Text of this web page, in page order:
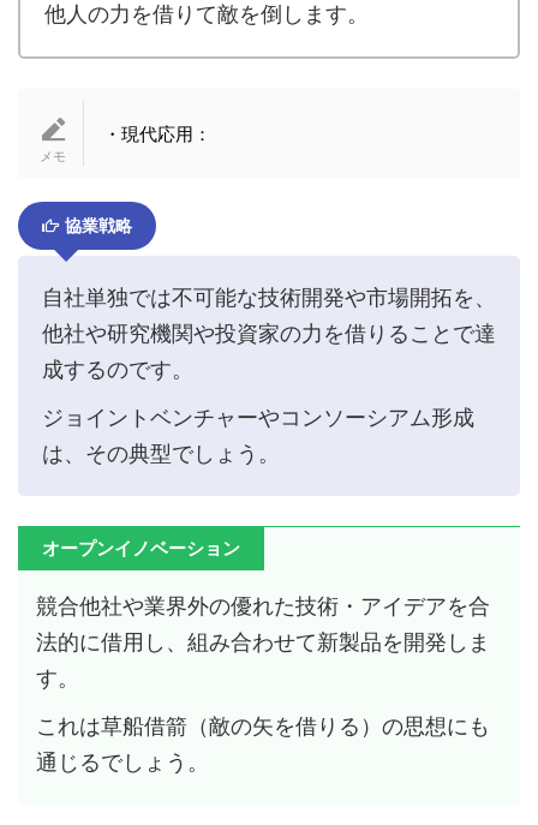
他人の力を借りて敵を倒します。
・現代応用：
協業戦略
自社単独では不可能な技術開発や市場開拓を、
他社や研究機関や投資家の力を借りることで達
成するのです。
ジョイントベンチャーやコンソーシアム形成
は、その典型でしょう。
オープンイノベーション
競合他社や業界外の優れた技術・アイデアを合
法的に借用し、組み合わせて新製品を開発しま
す。
これは草船借箭（敵の矢を借りる）の思想にも
通じるでしょう。